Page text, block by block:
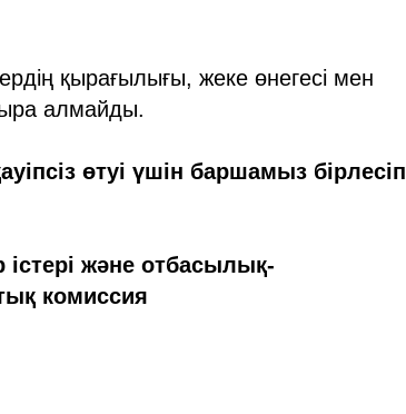
қырағылығы, жеке өнегесі мен
алмайды.
өтуі үшін баршамыз бірлесіп
және отбасылық-
комиссия